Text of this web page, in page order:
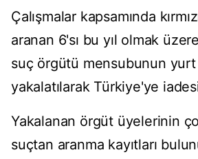
Çalışmalar kapsamında
aranan 6'sı bu yıl olmak
suç örgütü mensubunun yurt
yakalatılarak Türkiye'ye
Yakalanan örgüt üyelerinin
suçtan aranma kayıtları